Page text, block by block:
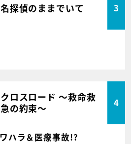
名探偵のままでいて 3
クロスロード ～救命救
急の約束～
4
ハラ＆医療事故!?